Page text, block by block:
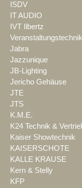
ISDV
IT AUDIO
IVT Ilbertz
Veranstaltungstechnik
Jabra
Jazzunique
JB-Lighting
Jericho Gehäuse
JTE
JTS
K.M.E.
K24 Technik &
Kaiser Showtechnik
KAISERSCHOTE
KALLE KRAUSE
Kern & Stelly
KFP